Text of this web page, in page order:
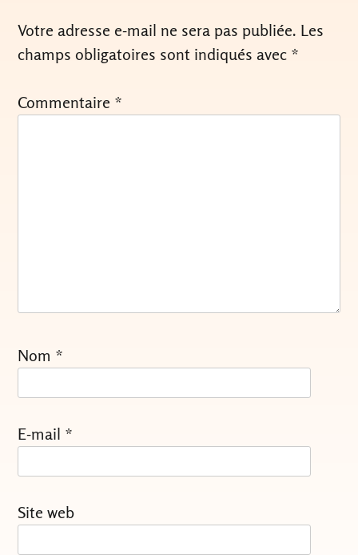
Votre adresse e-mail ne sera pas publiée. Les
champs obligatoires sont indiqués avec *
Commentaire *
Nom *
E-mail *
Site web